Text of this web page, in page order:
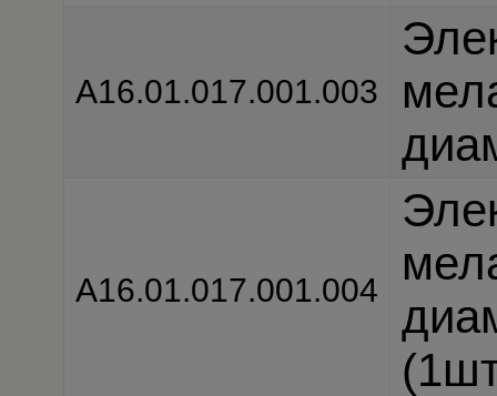
А16.01.017.001.003
А16.01.017.001.004